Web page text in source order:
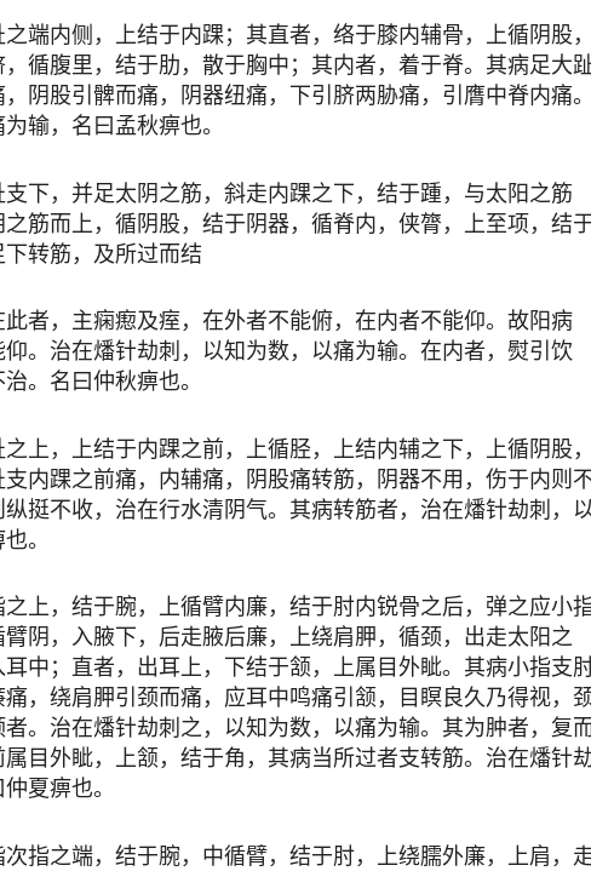
内侧，上结于内踝；其直者，络于膝内辅骨，上循阴股，
循腹里，结于肋，散于胸中；其内者，着于脊。其病足大
阴股引髀而痛，阴器纽痛，下引脐两胁痛，引膺中脊内痛。
输，名曰孟秋痹也。
，并足太阴之筋，斜走内踝之下，结于踵，与太阳之筋
筋而上，循阴股，结于阴器，循脊内，侠膂，上至项，结
转筋，及所过而结
，主痫瘛及痓，在外者不能俯，在内者不能仰。故阳病
。治在燔针劫刺，以知为数，以痛为输。在内者，熨引饮
。名曰仲秋痹也。
，上结于内踝之前，上循胫，上结内辅之下，上循阴股，
内踝之前痛，内辅痛，阴股痛转筋，阴器不用，伤于内则
挺不收，治在行水清阴气。其病转筋者，治在燔针劫刺，
。
，结于腕，上循臂内廉，结于肘内锐骨之后，弹之应小
阴，入腋下，后走腋后廉，上绕肩胛，循颈，出走太阳之
中；直者，出耳上，下结于颔，上属目外眦。其病小指支
，绕肩胛引颈而痛，应耳中鸣痛引颔，目瞑良久乃得视，
。治在燔针劫刺之，以知为数，以痛为输。其为肿者，复
目外眦，上颔，结于角，其病当所过者支转筋。治在燔针
夏痹也。
之端，结于腕，中循臂，结于肘，上绕臑外廉，上肩，